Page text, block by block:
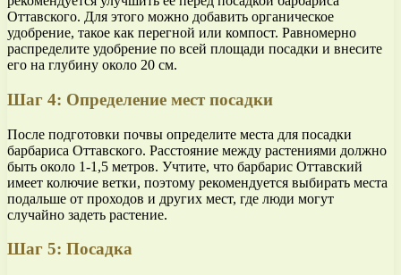
Оттавского. Для этого можно добавить органическое
удобрение, такое как перегной или компост. Равномерно
распределите удобрение по всей площади посадки и внесите
его на глубину около 20 см.
Шаг 4: Определение мест посадки
После подготовки почвы определите места для посадки
барбариса Оттавского. Расстояние между растениями должно
быть около 1-1,5 метров. Учтите, что барбарис Оттавский
имеет колючие ветки, поэтому рекомендуется выбирать места
подальше от проходов и других мест, где люди могут
случайно задеть растение.
Шаг 5: Посадка